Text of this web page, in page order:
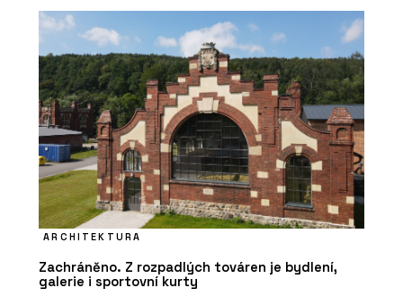
ARCHITEKTURA
Zachráněno. Z rozpadlých továren je bydlení,
galerie i sportovní kurty